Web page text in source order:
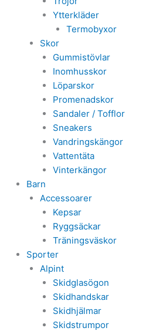
Ytterkläder
Termobyxor
Skor
Gummistövlar
Inomhusskor
Löparskor
Promenadskor
Sandaler / Tofflor
Sneakers
Vandringskängor
Vattentäta
Vinterkängor
Barn
Accessoarer
Kepsar
Ryggsäckar
Träningsväskor
Sporter
Alpint
Skidglasögon
Skidhandskar
Skidhjälmar
Skidstrumpor